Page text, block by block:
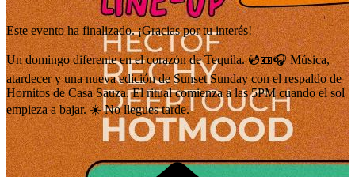
Este evento ha finalizado. ¡Gracias por tu interés!
Un domingo diferente en el corazón de Tequila. 💿📼🎧 Música,
atardecer y una nueva edición de Sunset Sunday con el respaldo de
Hornitos de Casa Sauza. El ritual comienza a las 5PM cuando el sol
empieza a bajar. ☀️ No llegues tarde.